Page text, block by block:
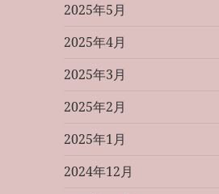
2025年5月
2025年4月
2025年3月
2025年2月
2025年1月
2024年12月